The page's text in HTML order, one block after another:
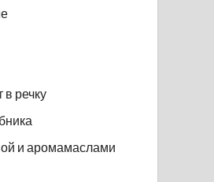
в речку
и аромамаслами